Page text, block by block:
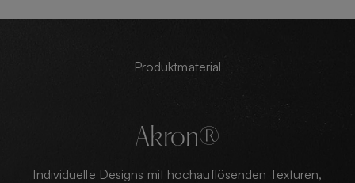
Produktmaterial
Akron®
Individuelle Designs mit hochauflösenden Texturen,